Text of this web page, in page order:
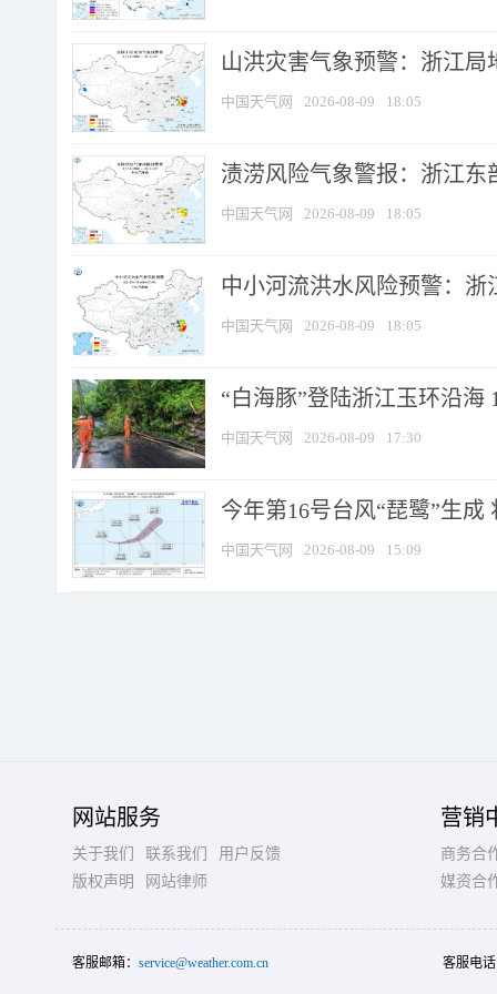
山洪灾害气象预警：浙江
中国天气网 2026-08-09 18:05
渍涝风险气象警报：浙江
中国天气网 2026-08-09 18:05
中小河流洪水风险预警：
中国天气网 2026-08-09 18:05
“白海豚”登陆浙江玉环沿海
中国天气网 2026-08-09 17:30
今年第16号台风“琵鹭”生
中国天气网 2026-08-09 15:09
网站服务
关于我们 联系我们
用户反馈
版权声明
网站律师
营销
商务合
媒资合
客服邮箱： service@weather.com.cn 客服电